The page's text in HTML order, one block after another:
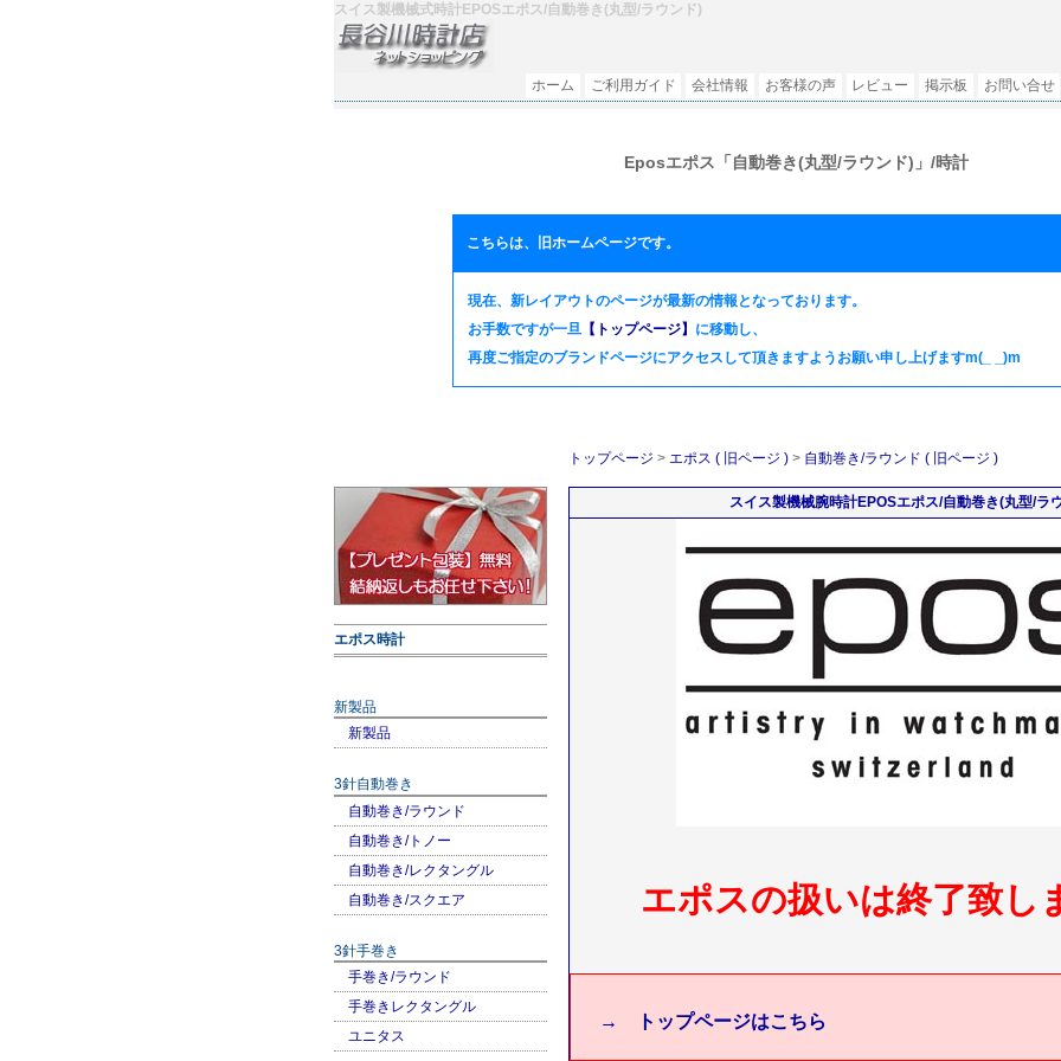
スイス製機械式時計EPOSエポス/自動巻き(丸型/ラウンド)
お問い合せ
掲示板
レビュー
お客様の声
会社情報
ご利用ガイド
ホーム
Eposエポス「自動巻き(丸型/ラウンド)」/時計
こちらは、旧ホームページです。
現在、新レイアウトのページが最新の情報となっております。
お手数ですが一旦 【トップページ】 に移動し、
再度ご指定のブランドページにアクセスして頂きますようお願い申し上げますm(_ _)m
トップページ > エポス ( 旧ページ ) > 自動巻き/ラウンド ( 旧ページ )
エポス時計
新製品
新製品
3針自動巻き
自動巻き/ラウンド
自動巻き/トノー
自動巻き/レクタングル
自動巻き/スクエア
3針手巻き
手巻き/ラウンド
手巻きレクタングル
ユニタス
スイス製機械腕時計EPOSエポス/自動巻き(丸型/ラ
エポスの扱いは終了致し
→ トップページはこちら